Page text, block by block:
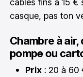
câbles fins à 15
casque, pas ton
Chambre à
pompe ou
Prix : 20 à 60